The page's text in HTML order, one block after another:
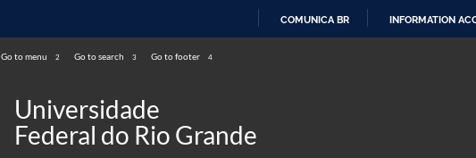
COMUNICA BR INFORMATION
Go to menu 2 Go to search 3 Go to footer 4
Universidade
Federal do Rio Grande